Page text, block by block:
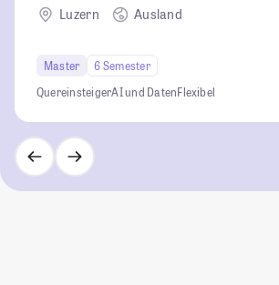
Luzern
Ausland
Master
6 Semester
QuereinsteigerAI und DatenFlexibel